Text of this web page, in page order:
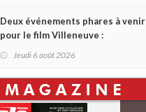
Deux événements phares à venir
pour le film Villeneuve :
L'ascension d'une légende (+
Jeudi 6 août 2026